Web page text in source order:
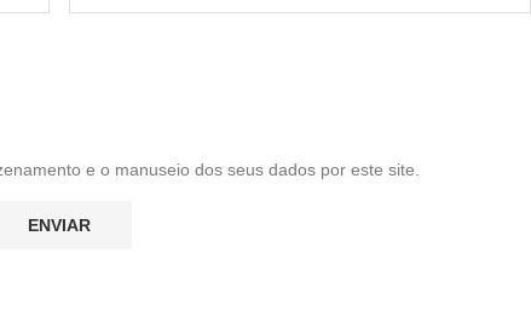
e o manuseio dos seus dados por este site.